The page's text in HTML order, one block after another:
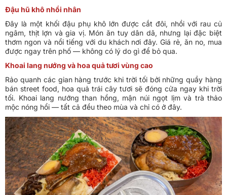
Đậu hũ khô nhồi nhân
Đây là một khối đậu phụ khô lớn được cắt đôi, nhồi với rau củ
ngâm, thịt lợn và gia vị. Món ăn tuy dân dã, nhưng lại đặc biệt
thơm ngon và nổi tiếng với du khách nơi đây. Giá rẻ, ăn no, mua
được ngay trên phố — không có lý do gì để bỏ qua.
Khoai lang nướng và hoa quả tươi vùng cao
Rảo quanh các gian hàng trước khi trời tối bởi những quầy hàng
bán street food, hoa quả trái cây tươi sẽ đóng cửa ngay khi trời
tối. Khoai lang nướng than hồng, mận núi ngọt lịm và trà thảo
mộc nóng hổi — tất cả đều theo mùa và chỉ có ở đây.